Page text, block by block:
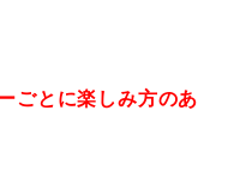
ごとに楽しみ方のあ